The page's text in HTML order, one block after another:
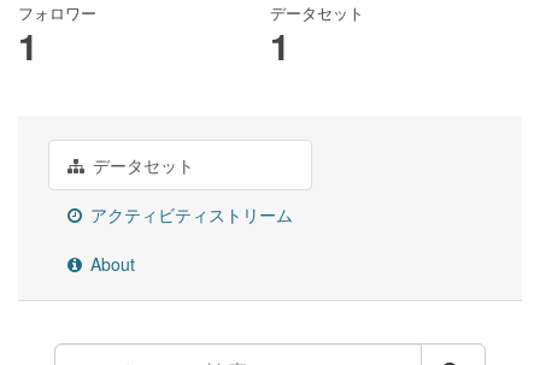
フォロワー
1
データセット
1
データセット
アクティビティストリーム
About